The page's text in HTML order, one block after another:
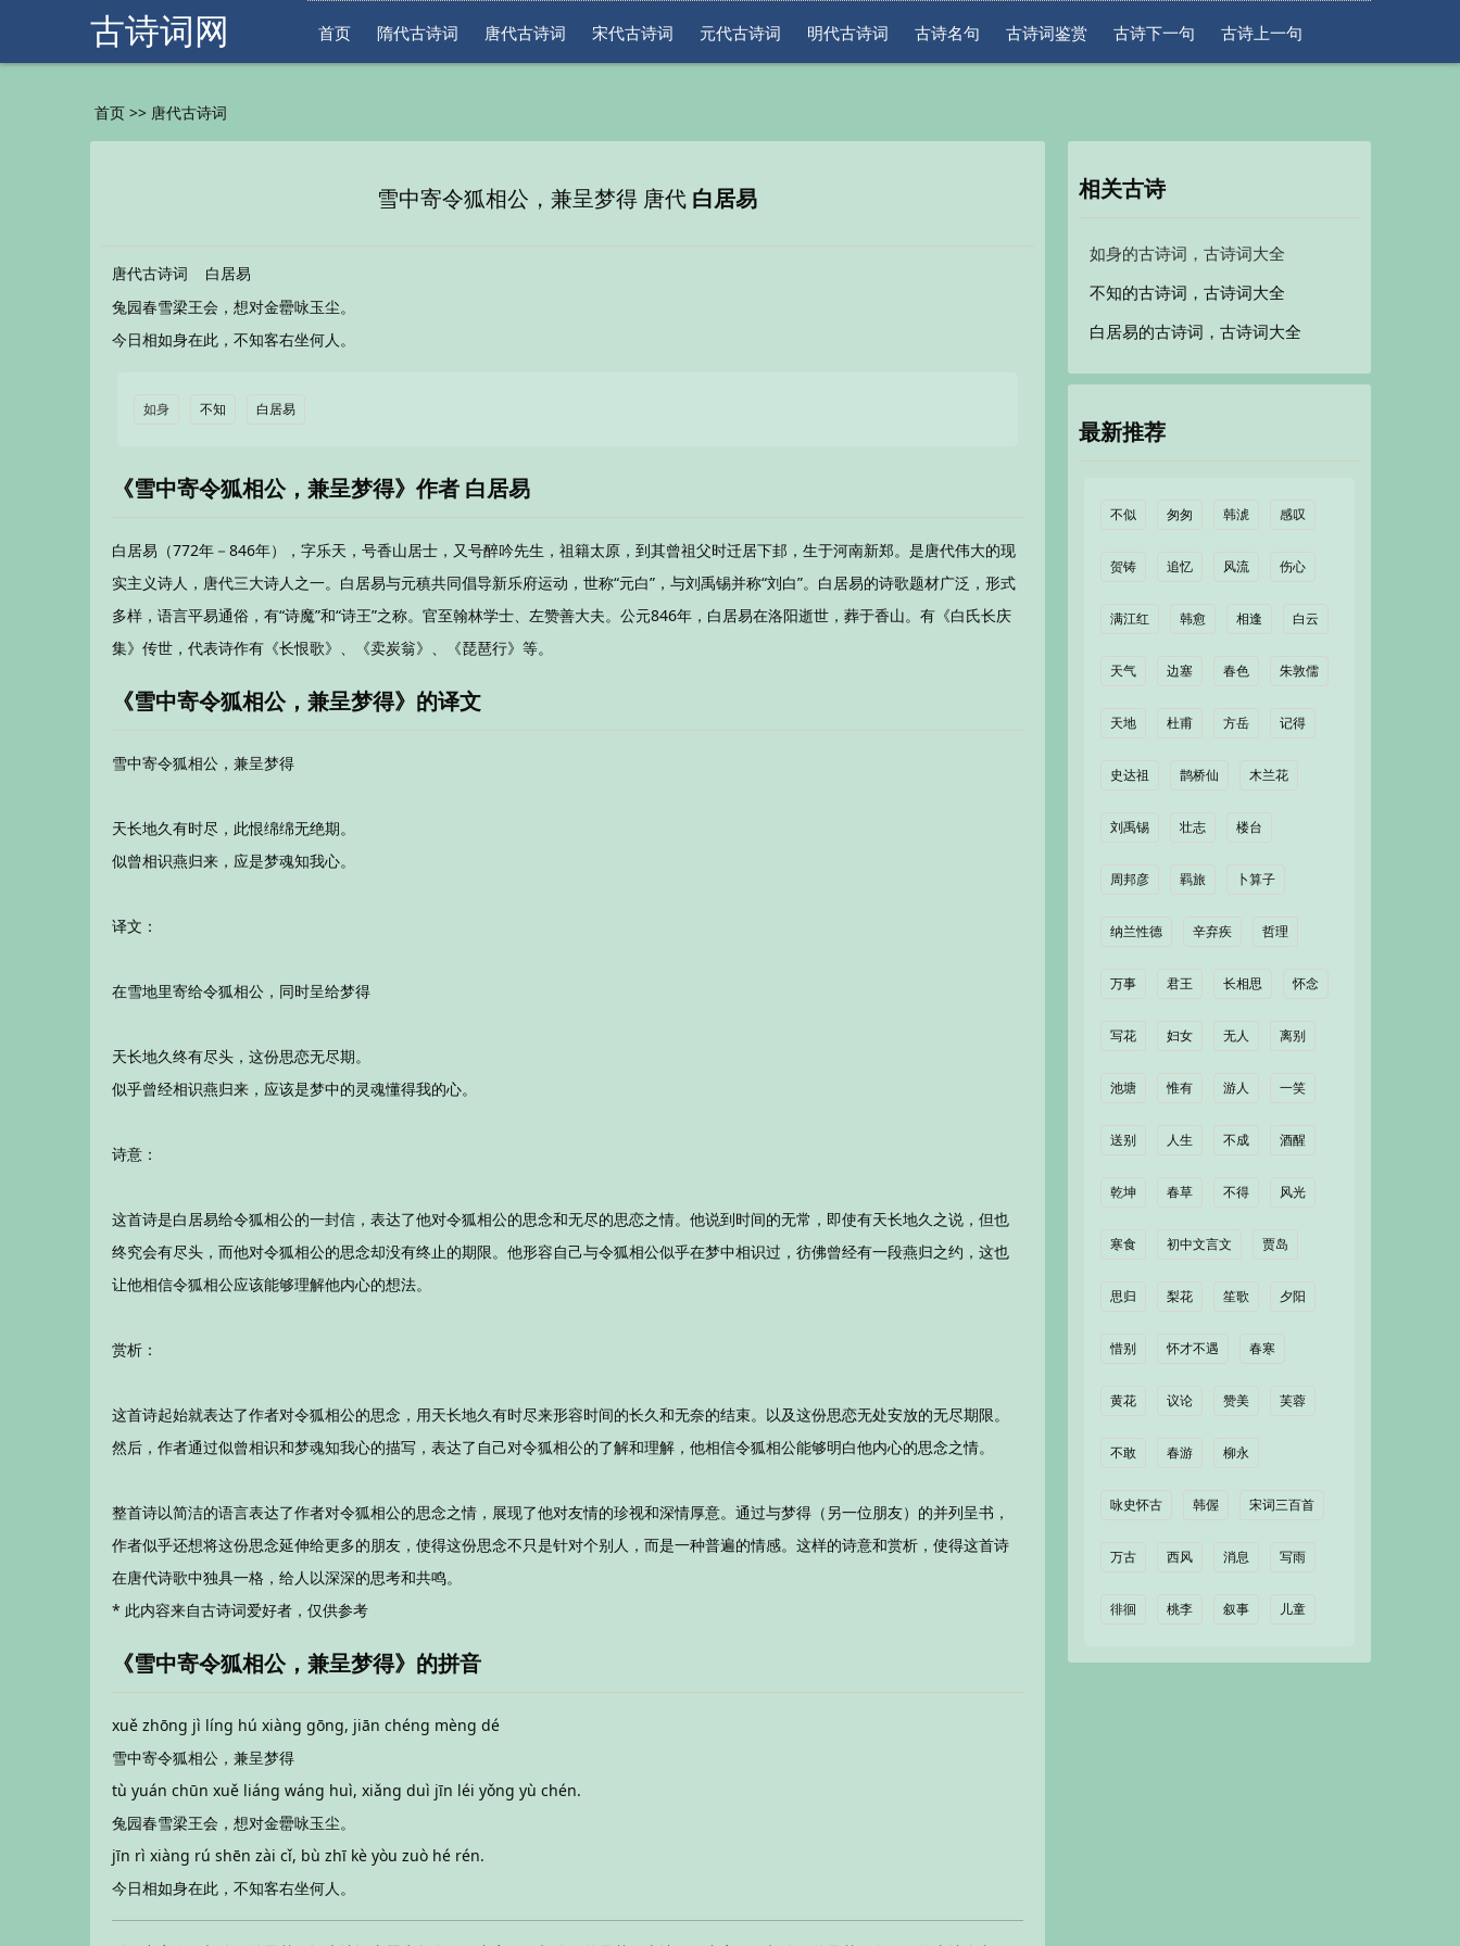
古诗词网 首页 隋代古诗词 唐代古诗词 宋代古诗词 元代古诗词 明代古诗词 古诗名句 古诗词鉴赏 古诗下一句 古诗上一句
首页 >> 唐代古诗词
雪中寄令狐相公，兼呈梦得 唐代 白居易
唐代古诗词 白居易
兔园春雪梁王会，想对金罍咏玉尘。
今日相如身在此，不知客右坐何人。
如身 不知 白居易
《雪中寄令狐相公，兼呈梦得》作者 白居易
白居易（772年－846年），字乐天，号香山居士，又号醉吟先生，祖籍太原，到其曾祖父时迁居下邽，生于河南新郑。是唐代伟大的现
实主义诗人，唐代三大诗人之一。白居易与元稹共同倡导新乐府运动，世称“元白”，与刘禹锡并称“刘白”。白居易的诗歌题材广泛，形式
多样，语言平易通俗，有“诗魔”和“诗王”之称。官至翰林学士、左赞善大夫。公元846年，白居易在洛阳逝世，葬于香山。有《白氏长庆
集》传世，代表诗作有《长恨歌》、《卖炭翁》、《琵琶行》等。
《雪中寄令狐相公，兼呈梦得》的译文
雪中寄令狐相公，兼呈梦得
天长地久有时尽，此恨绵绵无绝期。
似曾相识燕归来，应是梦魂知我心。
译文：
在雪地里寄给令狐相公，同时呈给梦得
天长地久终有尽头，这份思恋无尽期。
似乎曾经相识燕归来，应该是梦中的灵魂懂得我的心。
诗意：
这首诗是白居易给令狐相公的一封信，表达了他对令狐相公的思念和无尽的思恋之情。他说到时间的无常，即使有天长地久之说，但也
终究会有尽头，而他对令狐相公的思念却没有终止的期限。他形容自己与令狐相公似乎在梦中相识过，彷佛曾经有一段燕归之约，这也
让他相信令狐相公应该能够理解他内心的想法。
赏析：
这首诗起始就表达了作者对令狐相公的思念，用天长地久有时尽来形容时间的长久和无奈的结束。以及这份思恋无处安放的无尽期限。
然后，作者通过似曾相识和梦魂知我心的描写，表达了自己对令狐相公的了解和理解，他相信令狐相公能够明白他内心的思念之情。
整首诗以简洁的语言表达了作者对令狐相公的思念之情，展现了他对友情的珍视和深情厚意。通过与梦得（另一位朋友）的并列呈书，
作者似乎还想将这份思念延伸给更多的朋友，使得这份思念不只是针对个别人，而是一种普遍的情感。这样的诗意和赏析，使得这首诗
在唐代诗歌中独具一格，给人以深深的思考和共鸣。
* 此内容来自古诗词爱好者，仅供参考
《雪中寄令狐相公，兼呈梦得》的拼音
xuě zhōng jì líng hú xiàng gōng, jiān chéng mèng dé
雪中寄令狐相公，兼呈梦得
tù yuán chūn xuě liáng wáng huì, xiǎng duì jīn léi yǒng yù chén.
兔园春雪梁王会，想对金罍咏玉尘。
jīn rì xiàng rú shēn zài cǐ, bù zhī kè yòu zuò hé rén.
今日相如身在此，不知客右坐何人。
相关古诗
如身的古诗词，古诗词大全
不知的古诗词，古诗词大全
白居易的古诗词，古诗词大全
最新推荐
不似 匆匆 韩淲 感叹
贺铸 追忆 风流 伤心
满江红 韩愈 相逢 白云
天气 边塞 春色 朱敦儒
天地 杜甫 方岳 记得
史达祖 鹊桥仙 木兰花
刘禹锡 壮志 楼台
周邦彦 羁旅 卜算子
纳兰性德 辛弃疾 哲理
万事 君王 长相思 怀念
写花 妇女 无人 离别
池塘 惟有 游人 一笑
送别 人生 不成 酒醒
乾坤 春草 不得 风光
寒食 初中文言文 贾岛
思归 梨花 笙歌 夕阳
惜别 怀才不遇 春寒
黄花 议论 赞美 芙蓉
不敢 春游 柳永
咏史怀古 韩偓 宋词三百首
万古 西风 消息 写雨
徘徊 桃李 叙事 儿童